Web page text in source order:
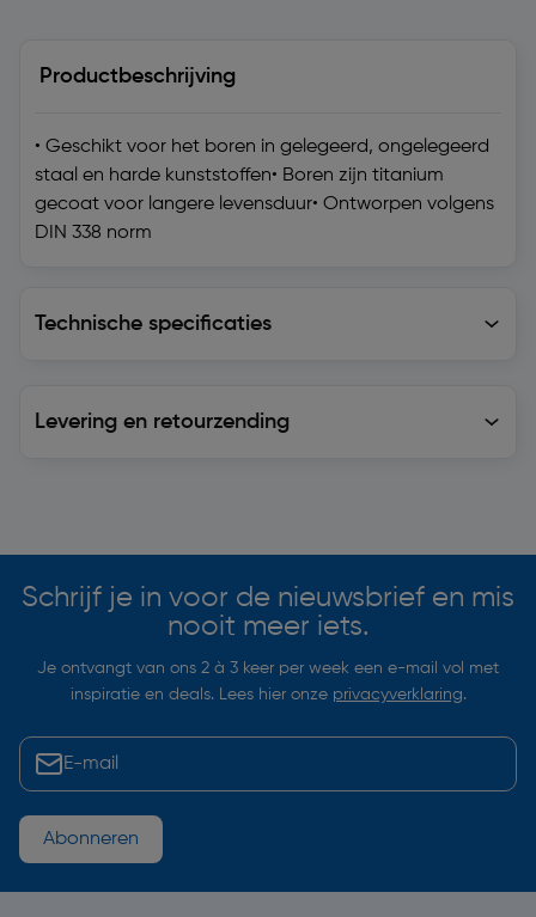
Productbeschrijving
• Geschikt voor het boren in gelegeerd, ongelegeerd
staal en harde kunststoffen• Boren zijn titanium
gecoat voor langere levensduur• Ontworpen volgens
DIN 338 norm
Technische specificaties
Levering en retourzending
Schrijf je in voor de nieuwsbrief en mis
nooit meer iets.
Je ontvangt van ons 2 à 3 keer per week een e-mail vol met
inspiratie en deals. Lees hier onze privacyverklaring.
Abonneren